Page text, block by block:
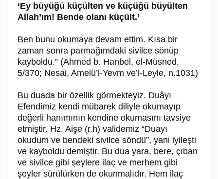
‘Ey büyüğü küçülten ve küçüğü büyülten
Allah’ım! Bende olanı küçült.’
Ben bunu okumaya devam ettim. Kısa bir
zaman sonra parmağımdaki sivilce sönüp
kayboldu.” (Ahmed b. Hanbel, el-Müsned,
5/370; Nesai, Amelü’l-Yevm ve’l-Leyle, n.1031)
Bu duada bir özellik görmekteyiz. Duâyı
Efendimiz kendi mübarek diliyle okumayıp
değerli hanımının kendine okumasını tavsiye
etmiştir. Hz. Aişe (r.h) validemiz “Duayı
okudum ve bendeki sivilce söndü”, yani iyileşti
ve kayboldu demiştir. Bu dua yara, bere, çıban
ve sivilce gibi şeylere ilaç ve merhem gibi
şeyler sürülürken de okunmalıdır. Hem ilaç